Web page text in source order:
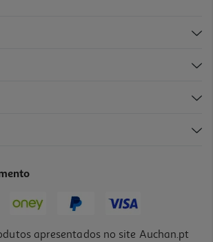
apresentados no site Auchan.pt